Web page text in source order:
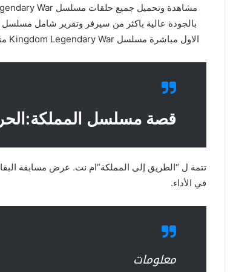
الاول مباشرة مسلسل Kingdom Legendary War مترجم 1 وتحميل مباشرة ح1 Ep علي فاصل اعلاني faselhd
قصة مسلسل
تتمة ل “الطريق إلى المملكة”ام نت. عرض مسابقة
في الأداء.
معلومات